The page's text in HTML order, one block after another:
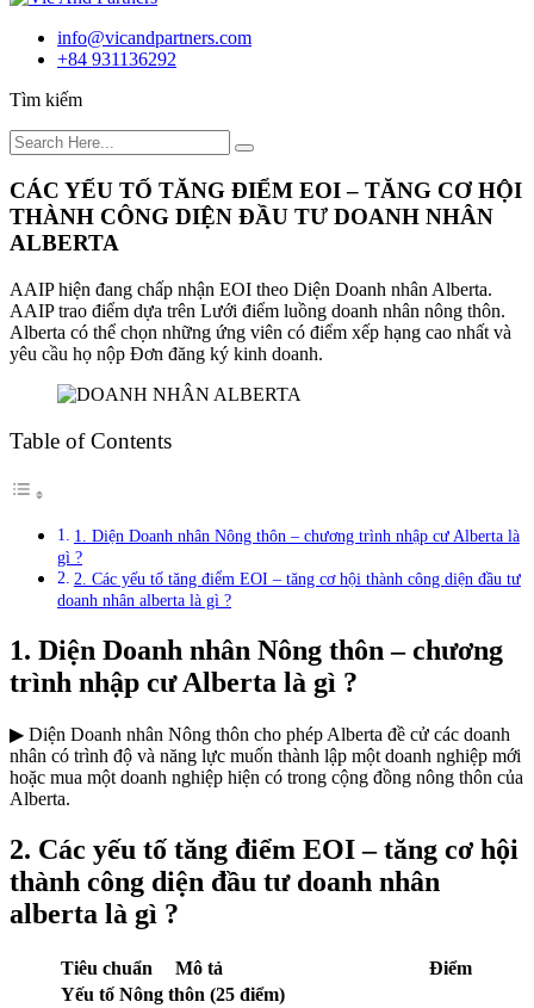
info@vicandpartners.com
+84 931136292
Tìm kiếm
CÁC YẾU TỐ TĂNG ĐIỂM EOI – TĂNG CƠ HỘI
THÀNH CÔNG DIỆN ĐẦU TƯ DOANH NHÂN
ALBERTA
AAIP hiện đang chấp nhận EOI theo Diện Doanh nhân Alberta.
AAIP trao điểm dựa trên Lưới điểm luồng doanh nhân nông thôn.
Alberta có thể chọn những ứng viên có điểm xếp hạng cao nhất và
yêu cầu họ nộp Đơn đăng ký kinh doanh.
Table of Contents
1. Diện Doanh nhân Nông thôn – chương trình nhập cư Alberta là
gì ?
2. Các yếu tố tăng điểm EOI – tăng cơ hội thành công diện đầu tư
doanh nhân alberta là gì ?
1. Diện Doanh nhân Nông thôn – chương
trình nhập cư Alberta là gì ?
▶ Diện Doanh nhân Nông thôn cho phép Alberta đề cử các doanh
nhân có trình độ và năng lực muốn thành lập một doanh nghiệp mới
hoặc mua một doanh nghiệp hiện có trong cộng đồng nông thôn của
Alberta.
2. Các yếu tố tăng điểm EOI – tăng cơ hội
thành công diện đầu tư doanh nhân
alberta là gì ?
Tiêu chuẩn Mô tả
Điểm
Yếu tố Nông thôn (25 điểm)